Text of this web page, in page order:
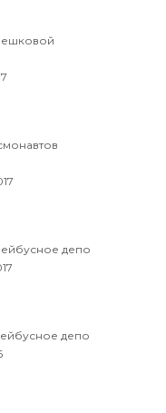
депо
депо